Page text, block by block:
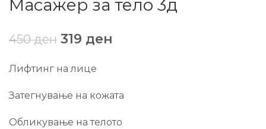
Масажер за тело 3д
450ден 319 ден
Лифтинг на лице
Затегнување на кожата
Обликување на телото